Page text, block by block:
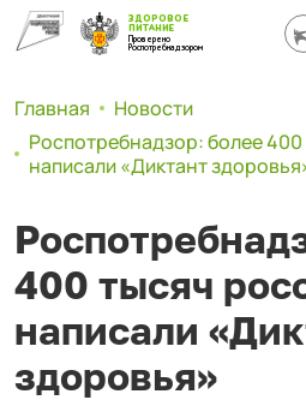
ЗДОРОВОЕ
ПИТАНИЕ
Проверено
Роспотребнадзором
Главная
Новости
Роспотребнадзор: более
написали «Диктант
400 тысяч
написали
здоровья»